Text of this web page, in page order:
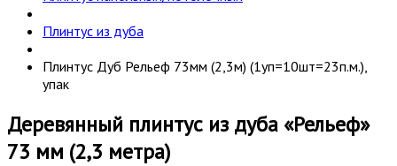
Плинтус из дуба
Плинтус Дуб Рельеф 73мм (2,3м) (1уп=10шт=23п.м.),
упак
Деревянный плинтус из дуба «Рельеф»
73 мм (2,3 метра)